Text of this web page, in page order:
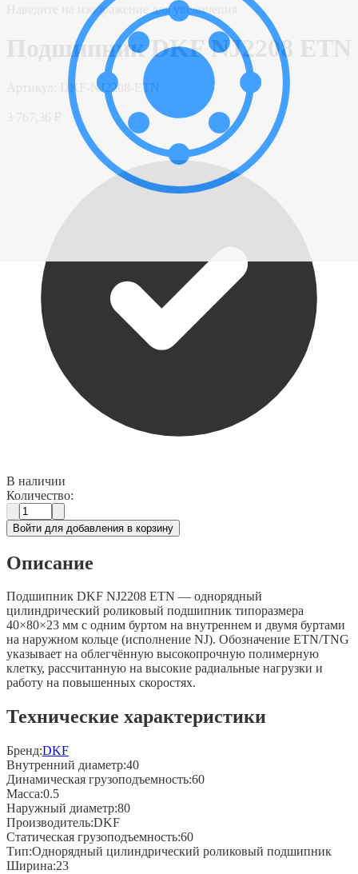
Наведите на изображение для увеличения
Подшипник DKF NJ2208 ETN
DKF-NJ2208-ETN
В наличии
Количество:
Войти для добавления в корзину
Описание
Подшипник DKF NJ2208 ETN — однорядный
цилиндрический роликовый подшипник типоразмера
40×80×23 мм с одним буртом на внутреннем и двумя буртами
на наружном кольце (исполнение NJ). Обозначение ETN/TNG
указывает на облегчённую высокопрочную полимерную
клетку, рассчитанную на высокие радиальные нагрузки и
работу на повышенных скоростях.
Технические характеристики
Бренд:DKF
Внутренний диаметр:40
Динамическая грузоподъемность:60
Масса:0.5
Наружный диаметр:80
Производитель:DKF
Статическая грузоподъемность:60
Тип:Однорядный цилиндрический роликовый подшипник
Ширина:23